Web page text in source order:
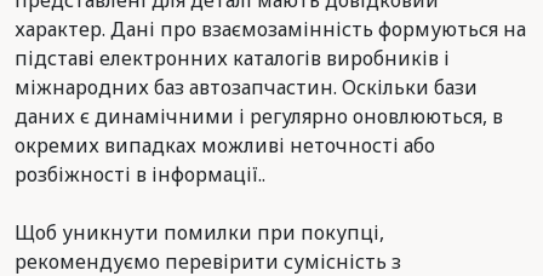
характер. Дані про взаємозамінність формуються на
підставі електронних каталогів виробників і
міжнародних баз автозапчастин. Оскільки бази
даних є динамічними і регулярно оновлюються, в
окремих випадках можливі неточності або
розбіжності в інформації..
Щоб уникнути помилки при покупці,
рекомендуємо перевірити сумісність з